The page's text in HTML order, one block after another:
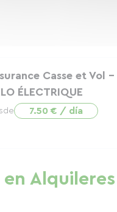
Casse et Vol -
ÉLECTRIQUE
7.50 € / día